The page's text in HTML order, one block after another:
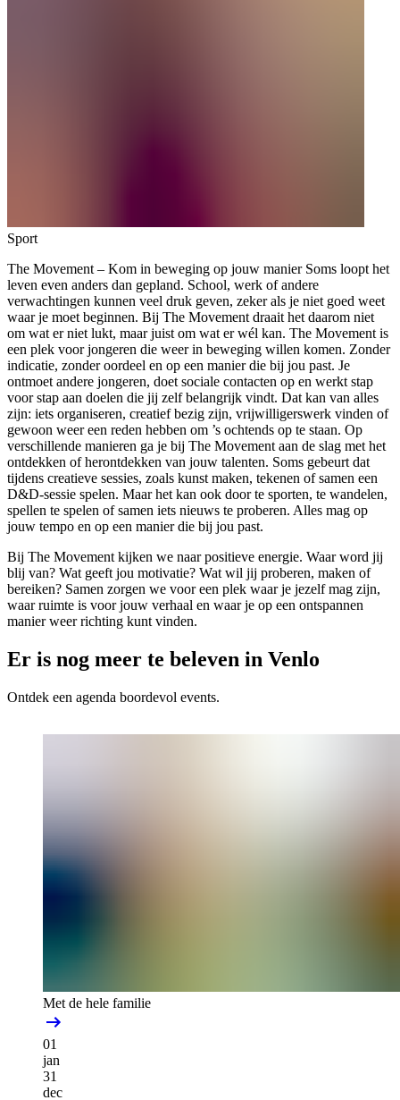
Sport
The Movement – Kom in beweging op jouw manier Soms loopt het
leven even anders dan gepland. School, werk of andere
verwachtingen kunnen veel druk geven, zeker als je niet goed weet
waar je moet beginnen. Bij The Movement draait het daarom niet
om wat er niet lukt, maar juist om wat er wél kan. The Movement is
een plek voor jongeren die weer in beweging willen komen. Zonder
indicatie, zonder oordeel en op een manier die bij jou past. Je
ontmoet andere jongeren, doet sociale contacten op en werkt stap
voor stap aan doelen die jij zelf belangrijk vindt. Dat kan van alles
zijn: iets organiseren, creatief bezig zijn, vrijwilligerswerk vinden of
gewoon weer een reden hebben om ’s ochtends op te staan. Op
verschillende manieren ga je bij The Movement aan de slag met het
ontdekken of herontdekken van jouw talenten. Soms gebeurt dat
tijdens creatieve sessies, zoals kunst maken, tekenen of samen een
D&D-sessie spelen. Maar het kan ook door te sporten, te wandelen,
spellen te spelen of samen iets nieuws te proberen. Alles mag op
jouw tempo en op een manier die bij jou past.
Bij The Movement kijken we naar positieve energie. Waar word jij
blij van? Wat geeft jou motivatie? Wat wil jij proberen, maken of
bereiken? Samen zorgen we voor een plek waar je jezelf mag zijn,
waar ruimte is voor jouw verhaal en waar je op een ontspannen
manier weer richting kunt vinden.
Er is nog meer te beleven in Venlo
Ontdek een agenda boordevol events.
Met de hele familie
01
jan
31
dec